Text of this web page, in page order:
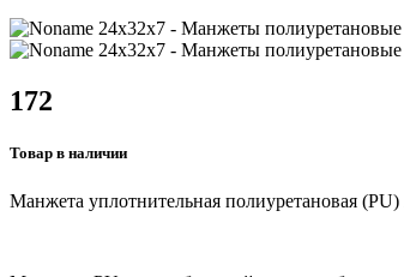
172
Товар в наличии
Манжета уплотнительная полиуретановая